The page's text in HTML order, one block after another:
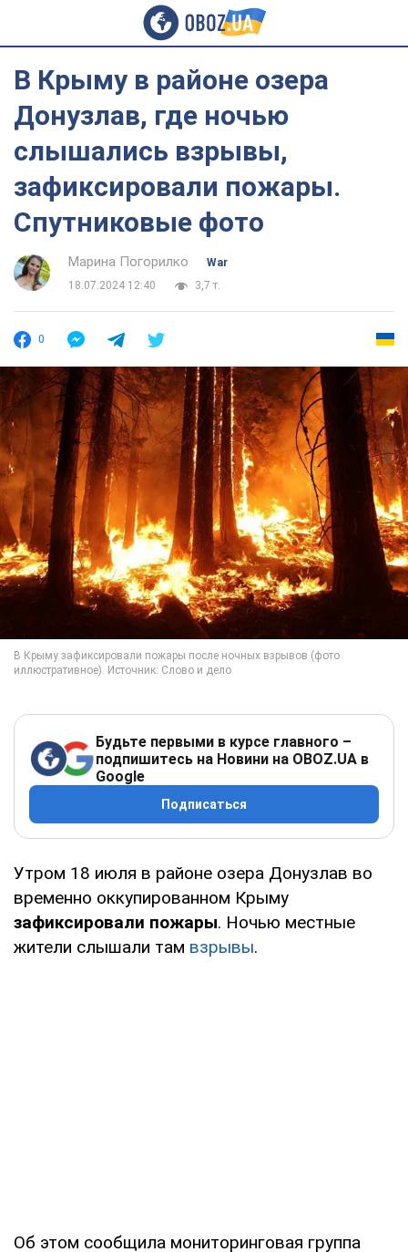
В Крыму в районе озера
Донузлав, где ночью
слышались взрывы,
зафиксировали пожары.
Спутниковые фото
Марина Погорилко
War
18.07.2024 12:40
3,7 т.
0
Будьте первыми в курсе главного –
подпишитесь на Новини на OBOZ.UA в
Google
Подписаться
Утром 18 июля в районе озера Донузлав во
временно оккупированном Крыму
зафиксировали пожары. Ночью местные
жители слышали там взрывы.
Об этом сообщила мониторинговая группа